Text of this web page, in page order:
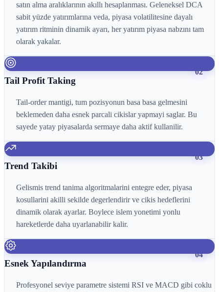
satın alma aralıklarının akıllı hesaplanması. Geleneksel DCA
sabit yüzde yatırımlarına veda, piyasa volatilitesine dayalı
yatırım ritminin dinamik ayarı, her yatırım piyasa nabzını tam
olarak yakalar.
02
Tail Profit Taking
Tail-order mantigi, tum pozisyonun basa basa gelmesini
beklemeden daha esnek parcali cikislar yapmayi saglar. Bu
sayede yatay piyasalarda sermaye daha aktif kullanilir.
03
Trend Takibi
Gelismis trend tanima algoritmalarini entegre eder, piyasa
kosullarini akilli sekilde degerlendirir ve cikis hedeflerini
dinamik olarak ayarlar. Boylece islem yonetimi yonlu
hareketlerde daha uyarlanabilir kalir.
04
Esnek Yapılandırma
Profesyonel seviye parametre sistemi RSI ve MACD gibi coklu